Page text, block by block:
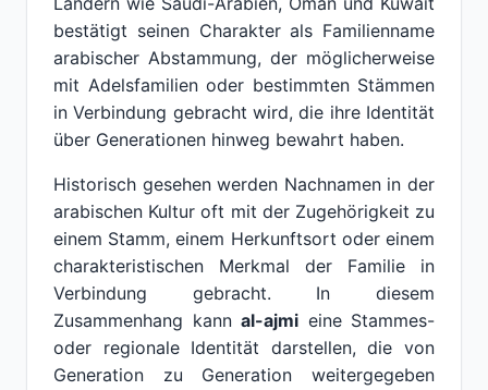
bestätigt seinen Charakter als Familienname
arabischer Abstammung, der möglicherweise
mit Adelsfamilien oder bestimmten Stämmen
in Verbindung gebracht wird, die ihre Identität
über Generationen hinweg bewahrt haben.
Historisch gesehen werden Nachnamen in der
arabischen Kultur oft mit der Zugehörigkeit zu
einem Stamm, einem Herkunftsort oder einem
charakteristischen Merkmal der Familie in
Verbindung gebracht. In diesem
Zusammenhang kann al-ajmi eine Stammes-
oder regionale Identität darstellen, die von
Generation zu Generation weitergegeben